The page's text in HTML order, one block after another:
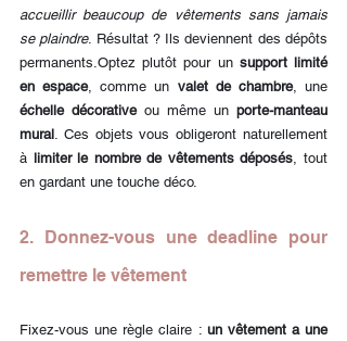
accueillir beaucoup de vêtements sans jamais
se plaindre. Résultat ? Ils deviennent des dépôts
permanents.Optez plutôt pour un support limité
en espace, comme un valet de chambre
échelle décorative ou même un porte-manteau
mural . Ces objets vous obligeront naturellement
à limiter le nombre de vêtements déposés , tout
en gardant une touche déco.
2. Donnez-vous une deadline pour
remettre le vêtement
Fixez-vous une règle claire : un vêtement a une